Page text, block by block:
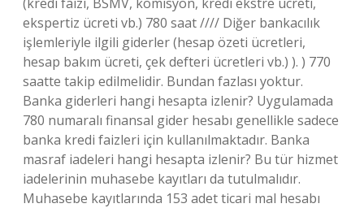
ekspertiz ücreti vb.) 780 saat //// Diğer bankacılık
işlemleriyle ilgili giderler (hesap özeti ücretleri,
hesap bakım ücreti, çek defteri ücretleri vb.) ). ) 770
saatte takip edilmelidir. Bundan fazlası yoktur.
Banka giderleri hangi hesapta izlenir? Uygulamada
780 numaralı finansal gider hesabı genellikle sadece
banka kredi faizleri için kullanılmaktadır. Banka
masraf iadeleri hangi hesapta izlenir? Bu tür hizmet
iadelerinin muhasebe kayıtları da tutulmalıdır.
Muhasebe kayıtlarında 153 adet ticari mal hesabı